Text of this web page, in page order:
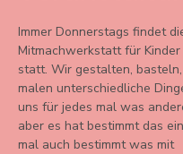
Immer Donnerstags findet
Mitmachwerkstatt für Kinder
statt. Wir gestalten,
malen unterschiedliche
uns für jedes mal was
aber es hat bestimmt das
mal auch bestimmt was mit